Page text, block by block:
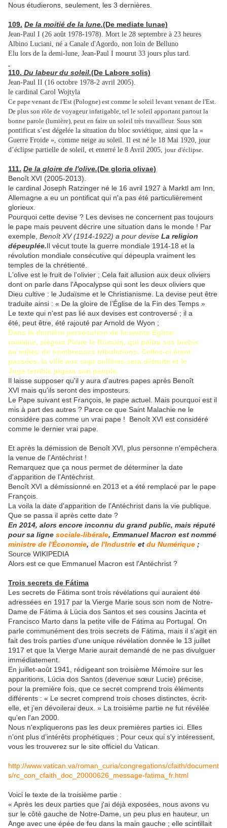
Nous étudierons, seulement, les 3 dernières.
109. De la moitié de la lune.(De mediate lunae)
Jean-Paul I (26 août 1978-1978). Mort le 28 septembre à 23 heures
Albino Luciani, né a Canale d'Agordo, non loin de Belluno
Elu lors de la demi-lune, Jean-Paul I mourut 33 jours plus tard.
110. Du labeur du soleil.(De Labore solis)
Jean-Paul II (16 octobre 1978-2 avril 2005).
le cardinal Carol Wojtyla
Ce pape venant de l'Est (Pologne) est comme le soleil levant venant de l'Est.
De plus son rôle de voyageur infatigable, tel le soleil apportant partout la
bonne parole (lumière), peut en faire un soleil très travailleur. Sous son
pontificat s’est dégelée la situation du bloc soviétique, ainsi que la «
Guerre Froide », comme neige au soleil. Il est né le 18 Mai 1920, jour
d’éclipse partielle de soleil, et enterré le 8 Avril 2005, jour d'éclipse
111. De la gloire de l'olive.(De gloria olivae)
Benoît XVI (2005-2013).
le cardinal Joseph Ratzinger né le 16 avril 1927 à Marktl am Inn,
Allemagne a eu un pontificat qui n'a pas été particulièrement
glorieux.
Pourquoi cette devise ? Les devises ne concernent pas toujours
le pape mais peuvent décrire une situation dans le monde ! Par
exemple, Benoît XV (1914-1922) a pour devise La religion
dépeuplée.Il vécut toute la guerre mondiale 1914-18 et la
révolution mondiale consécutive qui dépeupla vraiment les
temples de la chrétienté.
L'olive est le fruit de l'olivier ; Cela fait allusion aux deux oliviers
dont on parle dans l'Apocalypse qui sont les deux oliviers que
Dieu cultive : le Judaïsme et le Christianisme. La devise peut être
traduite ainsi : « De la gloire de l’Église de la Fin des Temps »
Le texte qui n'est pas lié aux devises est controversé ; il a
été, peut être, été rajouté par Arnold de Wyon ;
Dans la dernière persécution de la sainte Église
romaine, siégera Pierre le Romain, qui paîtra ses brebis
au milieu de nombreuses tribulations. Celles-ci étant
passées, la ville aux sept collines sera détruite et le
Juge terrible jugera son peuple.
Il laisse supposer qu'il y aura d'autres papes après Benoît
XVI mais qu'ils seront des imposteurs
Le Pape suivant est François, le pape actuel. Mais pourquoi est il
mis à part des autres ? Parce ce que Saint Malachie ne le
considère pas comme un vrai pape ! Benoît XVI est considéré
comme le dernier vrai pape.
Et après la démission de Benoît XVI , plus personne n'empêchera
la venue de l'Antéchrist !
Remarquez que ça nous permet de déterminer la date
d'apparition de l'Antéchrist.
Benoît XVI a démissionné en 2013 et a été remplacé par le pape
François.
La voila la date d'apparition de l'Antéchrist dans la vie publique.
Que se passa il après cette date ?
En 2014, alors encore inconnu du grand public, mais réputé
pour sa ligne sociale-libérale, Emmanuel Macron est nommé
ministre de l'Économie, de l'Industrie et du Numérique ;
Source WIKIPEDIA
Alors est ce que Emmanuel Macron est l'Antéchrist ?
Trois secrets de Fátima
Les secrets de Fátima sont trois révélations qui auraient été
adressées en 1917 par la Vierge Marie sous son nom de Notre-
Dame de Fátima à Lúcia dos Santos et ses cousins Jacinta et
Francisco Marto dans la petite ville de Fátima au Portugal. On
parle communément des trois secrets de Fátima, mais il s'agit en
fait des trois parties d'une unique révélation donnée le 13 juillet
1917 et que la Vierge Marie aurait demandé de ne pas divulguer
immédiatement.
En juillet-août 1941, rédigeant son troisième Mémoire sur les
apparitions, Lúcia dos Santos (devenue sœur Lucie) précise,
pour la première fois, que ce secret comprend trois éléments
différents : « Le secret comprend trois choses distinctes, écrit-
elle, et j’en dévoilerai deux. » La troisième partie ne fut révélée
qu'en l'an 2000.
Nous n'expliquerons pas les deux premières parties ici. Elles
n'ont plus d’intérêts prophétiques ; Pour ceux qui s'y intéressent,
vous les trouverez sur le site officiel du Vatican.
http://www.vatican.va/roman_curia/congregations/cfaith/document
s/rc_con_cfaith_doc_20000626_message-fatima_fr.html
Voici le texte de la troisième partie :
« Après les deux parties que j'ai déjà exposées, nous avons vu
sur le côté gauche de Notre-Dame, un peu plus en hauteur, un
Ange avec une épée de feu dans la main gauche ; elle scintillait